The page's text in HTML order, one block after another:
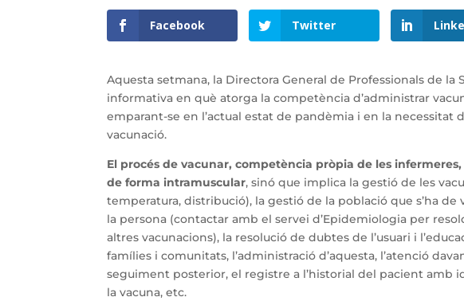
Facebook Twitter
Aquesta setmana, la Directora General de Professionals de la
informativa en què atorga la competència d’administrar
emparant-se en l’actual estat de pandèmia i en la necessitat
vacunació.
El procés de vacunar, competència pròpia de les
de forma intramuscular, sinó que implica la gestió de les
temperatura, distribució), la gestió de la població que s’ha de
la persona (contactar amb el servei d’Epidemiologia per
altres vacunacions), la resolució de dubtes de l’usuari i
famílies i comunitats, l’administració d’aquesta, l’atenció
seguiment posterior, el registre a l’historial del pacient amb
la vacuna, etc.